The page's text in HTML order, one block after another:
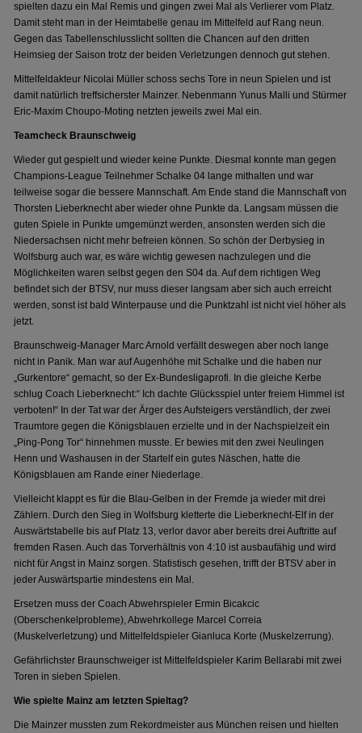
spielten dazu ein Mal Remis und gingen zwei Mal als Verlierer vom Platz.
Damit steht man in der Heimtabelle genau im Mittelfeld auf Rang neun.
Gegen das Tabellenschlusslicht sollten die Chancen auf den dritten
Heimsieg der Saison trotz der beiden Verletzungen dennoch gut stehen.
Mittelfeldakteur Nicolai Müller schoss sechs Tore in neun Spielen und ist
damit natürlich treffsicherster Mainzer. Nebenmann Yunus Malli und Stürmer
Eric-Maxim Choupo-Moting netzten jeweils zwei Mal ein.
Teamcheck Braunschweig
Wieder gut gespielt und wieder keine Punkte. Diesmal konnte man gegen
Champions-League Teilnehmer Schalke 04 lange mithalten und war
teilweise sogar die bessere Mannschaft. Am Ende stand die Mannschaft von
Thorsten Lieberknecht aber wieder ohne Punkte da. Langsam müssen die
guten Spiele in Punkte umgemünzt werden, ansonsten werden sich die
Niedersachsen nicht mehr befreien können. So schön der Derbysieg in
Wolfsburg auch war, es wäre wichtig gewesen nachzulegen und die
Möglichkeiten waren selbst gegen den S04 da. Auf dem richtigen Weg
befindet sich der BTSV, nur muss dieser langsam aber sich auch erreicht
werden, sonst ist bald Winterpause und die Punktzahl ist nicht viel höher als
jetzt.
Braunschweig-Manager Marc Arnold verfällt deswegen aber noch lange
nicht in Panik. Man war auf Augenhöhe mit Schalke und die haben nur
„Gurkentore“ gemacht, so der Ex-Bundesligaprofi. In die gleiche Kerbe
schlug Coach Lieberknecht:“ Ich dachte Glücksspiel unter freiem Himmel ist
verboten!“ In der Tat war der Ärger des Aufsteigers verständlich, der zwei
Traumtore gegen die Königsblauen erzielte und in der Nachspielzeit ein
„Ping-Pong Tor“ hinnehmen musste. Er bewies mit den zwei Neulingen
Henn und Washausen in der Startelf ein gutes Näschen, hatte die
Königsblauen am Rande einer Niederlage.
Vielleicht klappt es für die Blau-Gelben in der Fremde ja wieder mit drei
Zählern. Durch den Sieg in Wolfsburg kletterte die Lieberknecht-Elf in der
Auswärtstabelle bis auf Platz 13, verlor davor aber bereits drei Auftritte auf
fremden Rasen. Auch das Torverhältnis von 4:10 ist ausbaufähig und wird
nicht für Angst in Mainz sorgen. Statistisch gesehen, trifft der BTSV aber in
jeder Auswärtspartie mindestens ein Mal.
Ersetzen muss der Coach Abwehrspieler Ermin Bicakcic
(Oberschenkelprobleme), Abwehrkollege Marcel Correia
(Muskelverletzung) und Mittelfeldspieler Gianluca Korte (Muskelzerrung).
Gefährlichster Braunschweiger ist Mittelfeldspieler Karim Bellarabi mit zwei
Toren in sieben Spielen.
Wie spielte Mainz am letzten Spieltag?
Die Mainzer mussten zum Rekordmeister aus München reisen und hielten